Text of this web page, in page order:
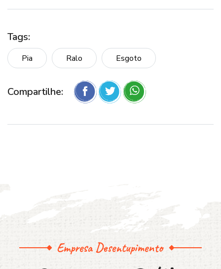
Tags:
Pia Ralo Esgoto
Compartilhe:
Empresa Desentupimento